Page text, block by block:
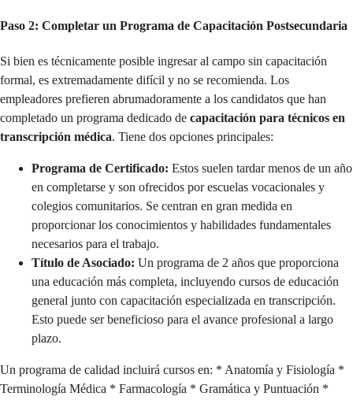
Paso 2: Completar un Programa de Capacitación Postsecundaria
Si bien es técnicamente posible ingresar al campo sin capacitación
formal, es extremadamente difícil y no se recomienda. Los
empleadores prefieren abrumadoramente a los candidatos que han
completado un programa dedicado de capacitación para técnicos en
transcripción médica. Tiene dos opciones principales:
Programa de Certificado: Estos suelen tardar menos de un año
en completarse y son ofrecidos por escuelas vocacionales y
colegios comunitarios. Se centran en gran medida en
proporcionar los conocimientos y habilidades fundamentales
necesarios para el trabajo.
Título de Asociado: Un programa de 2 años que proporciona
una educación más completa, incluyendo cursos de educación
general junto con capacitación especializada en transcripción.
Esto puede ser beneficioso para el avance profesional a largo
plazo.
Un programa de calidad incluirá cursos en: * Anatomía y Fisiología *
Terminología Médica * Farmacología * Gramática y Puntuación *